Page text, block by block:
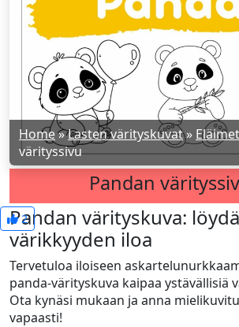
Home»Lasten värityskuvat» Eläimet
värityssivu
Pandan
2
Pandan värityskuva: löydä
värikkyyden iloa
Tervetuloa iloiseen
panda-värityskuva kaipaa ystävällisiä
Ota kynäsi mukaan ja anna
vapaasti!